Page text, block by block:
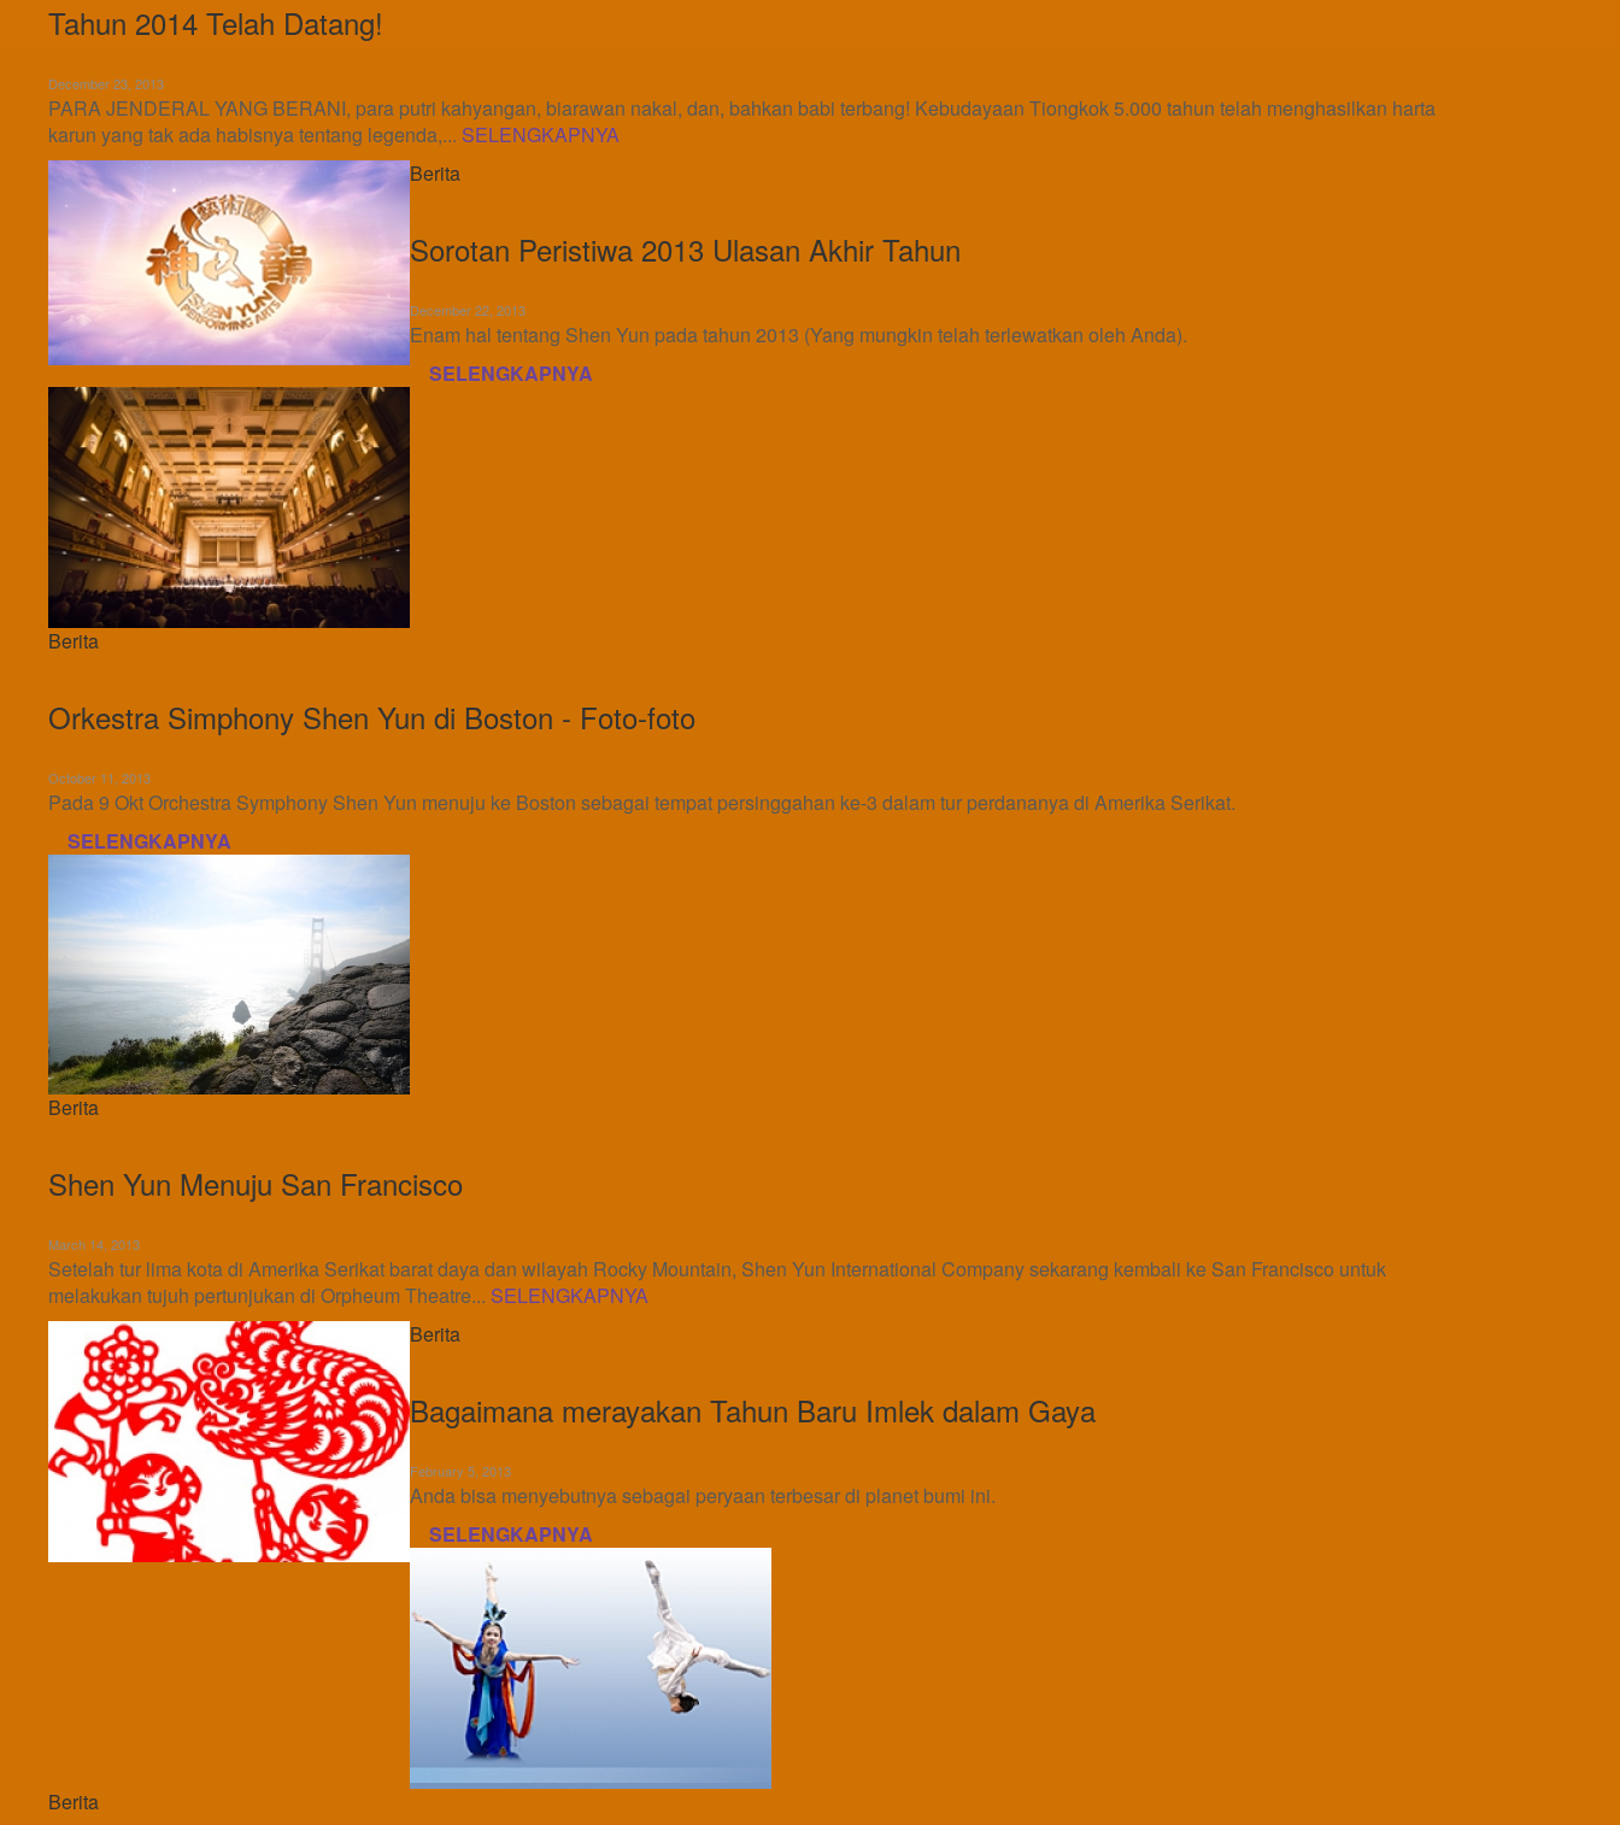
Tahun 2014 Telah Datang!
December 23, 2013
PARA JENDERAL YANG BERANI, para putri kahyangan, biarawan nakal, dan, bahkan babi terbang! Kebudayaan Tiongkok 5.000 tahun telah menghasilkan harta
karun yang tak ada habisnya tentang legenda,... SELENGKAPNYA
Berita
Sorotan Peristiwa 2013 Ulasan Akhir Tahun
December 22, 2013
Enam hal tentang Shen Yun pada tahun 2013 (Yang mungkin telah terlewatkan oleh Anda).
SELENGKAPNYA
Berita
Orkestra Simphony Shen Yun di Boston - Foto-foto
October 11, 2013
Pada 9 Okt Orchestra Symphony Shen Yun menuju ke Boston sebagai tempat persinggahan ke-3 dalam tur perdananya di Amerika Serikat.
SELENGKAPNYA
Berita
Shen Yun Menuju San Francisco
March 14, 2013
Setelah tur lima kota di Amerika Serikat barat daya dan wilayah Rocky Mountain, Shen Yun International Company sekarang kembali ke San Francisco untuk
melakukan tujuh pertunjukan di Orpheum Theatre... SELENGKAPNYA
Berita
Bagaimana merayakan Tahun Baru Imlek dalam Gaya
February 5, 2013
Anda bisa menyebutnya sebagai peryaan terbesar di planet bumi ini.
SELENGKAPNYA
Berita